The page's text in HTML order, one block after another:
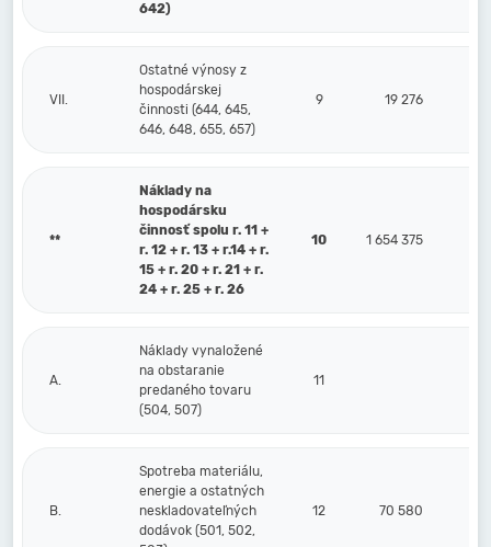
642)
VII.
Ostatné výnosy z
hospodárskej
činnosti (644, 645,
646, 648, 655, 657)
9 19 276
**
Náklady na
hospodársku
činnosť spolu r. 11 +
r. 12 + r. 13 + r.14 + r.
15 + r. 20 + r. 21 + r.
24 + r. 25 + r. 26
10 1 654 375
A.
Náklady vynaložené
na obstaranie
predaného tovaru
(504, 507)
11
B.
Spotreba materiálu,
energie a ostatných
neskladovateľných
dodávok (501, 502,
12 70 580